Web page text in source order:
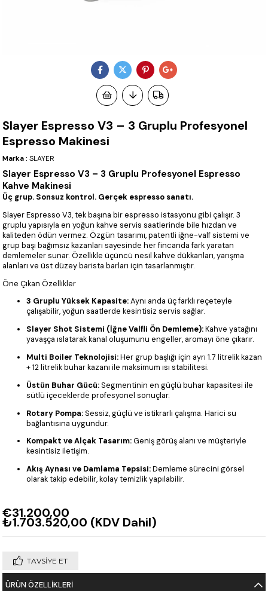
Slayer Espresso V3 – 3 Gruplu Profesyonel
Espresso Makinesi
Marka : SLAYER
Slayer Espresso V3 – 3 Gruplu Profesyonel Espresso
Kahve Makinesi
Üç grup. Sonsuz kontrol. Gerçek espresso sanatı.
Slayer Espresso V3, tek başına bir espresso istasyonu gibi çalışır. 3
gruplu yapısıyla en yoğun kahve servis saatlerinde bile hızdan ve
kaliteden ödün vermez. Özgün tasarımı, patentli iğne-valf sistemi ve
grup başı bağımsız kazanları sayesinde her fincanda fark yaratan
demlemeler sunar. Özellikle üçüncü nesil kahve dükkanları, yarışma
alanları ve üst düzey barista barları için tasarlanmıştır.
Öne Çıkan Özellikler
3 Gruplu Yüksek Kapasite:Aynı anda üç farklı reçeteyle
çalışabilir, yoğun saatlerde kesintisiz servis sağlar.
Slayer Shot Sistemi (İğne Valfli Ön Demleme):Kahve yatağını
yavaşça ıslatarak kanal oluşumunu engeller, aromayı öne çıkarır.
Multi Boiler Teknolojisi:Her grup başlığı için ayrı 1.7 litrelik kazan
+ 12 litrelik buhar kazanı ile maksimum ısı stabilitesi.
Üstün Buhar Gücü:Segmentinin en güçlü buhar kapasitesi ile
sütlü içeceklerde profesyonel sonuçlar.
Rotary Pompa:Sessiz, güçlü ve istikrarlı çalışma. Harici su
bağlantısına uygundur.
Kompakt ve Alçak Tasarım:Geniş görüş alanı ve müşteriyle
kesintisiz iletişim.
Akış Aynası ve Damlama Tepsisi:Demleme sürecini görsel
olarak takip edebilir, kolay temizlik yapılabilir.
€31.200,00
₺1.703.520,00 (KDV Dahil)
TAVSIYE ET
ÜRÜN ÖZELLIKLERI